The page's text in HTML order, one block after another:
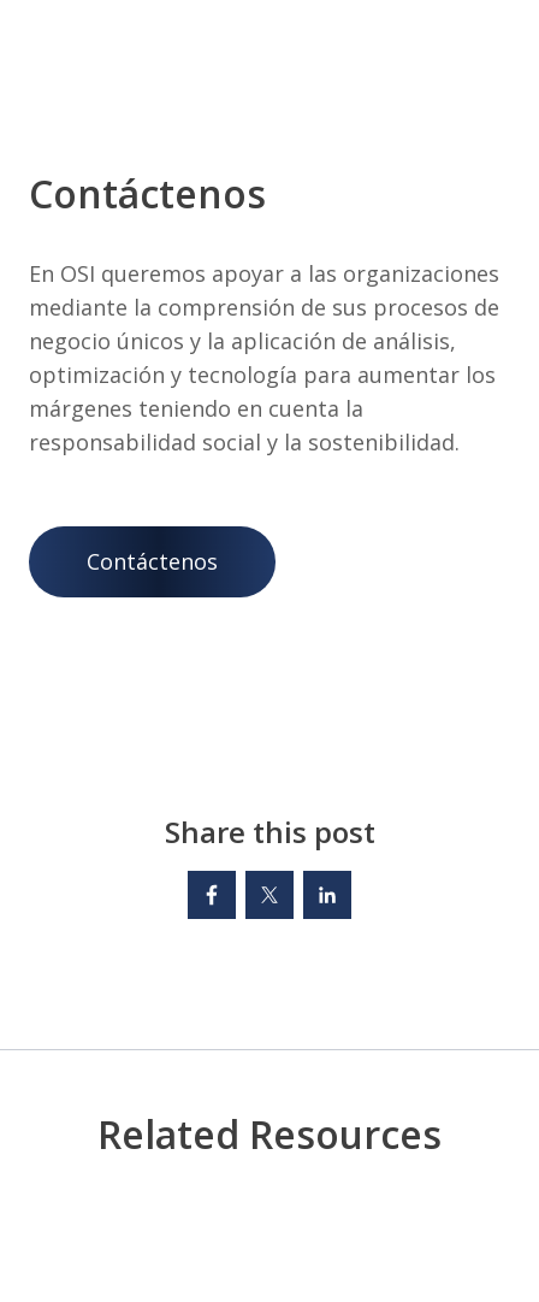
Contáctenos
En OSI queremos apoyar a las organizaciones
mediante la comprensión de sus procesos de
negocio únicos y la aplicación de análisis,
optimización y tecnología para aumentar los
márgenes teniendo en cuenta la
responsabilidad social y la sostenibilidad.
Contáctenos
Share this post
Related Resources